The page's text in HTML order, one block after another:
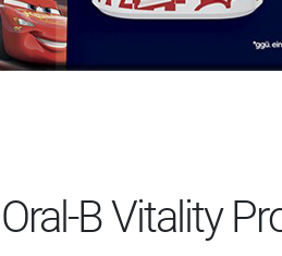
B Vitality